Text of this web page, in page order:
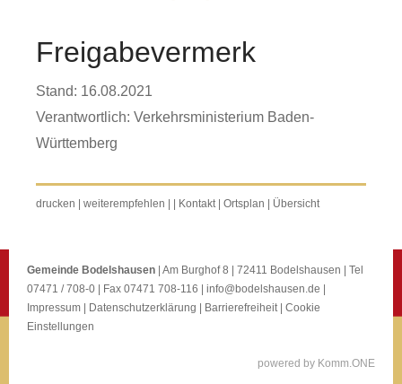
Freigabevermerk
Stand: 16.08.2021
Verantwortlich: Verkehrsministerium Baden-
Württemberg
drucken weiterempfehlen Kontakt| Ortsplan Übersicht
Gemeinde Bodelshausen | Am Burghof 8 | 72411 Bodelshausen | Tel
07471 / 708-0 | Fax 07471 708-116 | info@bodelshausen.de
Impressum
Datenschutzerklärung Barrierefreiheit| Cookie
Einstellungen
powered by Komm.ONE